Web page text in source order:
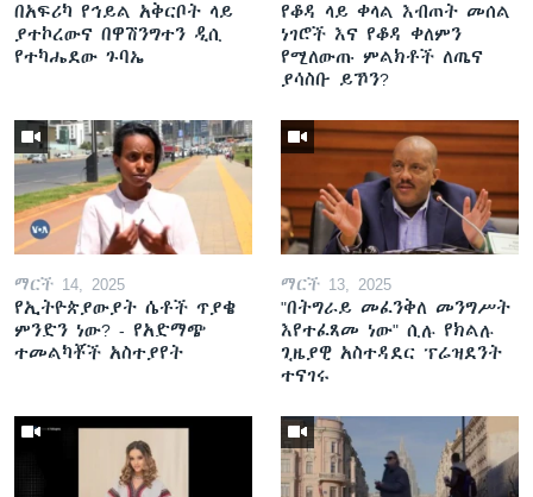
በአፍሪካ የኅይል አቅርቦት ላይ
ያተኮረውና በዋሽንግተን ዲሲ
የተካሔደው ጉባኤ
የቆዳ ላይ ቀላል እብጠት መሰል
ነገሮች እና የቆዳ ቀለምን
የሚለውጡ ምልክቶች ለጤና
ያሳስቡ ይኾን?
ማርች 14, 2025
የኢትዮጵያውያት ሴቶች ጥያቄ
ምንድን ነው? - የአድማጭ
ተመልካቾች አስተያየት
ማርች 13, 2025
"በትግራይ መፈንቅለ መንግሥት
እየተፈጸመ ነው" ሲሉ የክልሉ
ጊዜያዊ አስተዳደር ፕሬዝደንት
ተናገሩ